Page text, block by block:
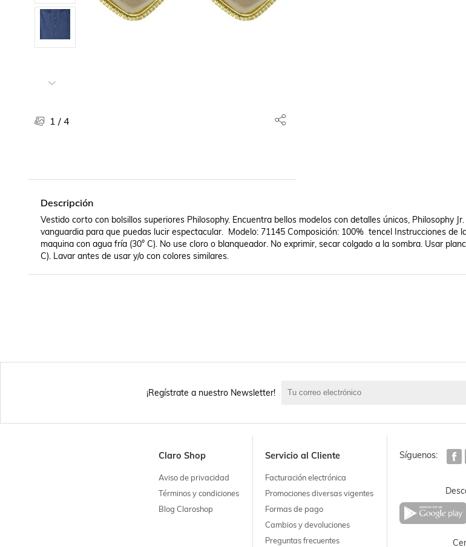
Libros, revistas y comics
Películas, series de tv y música
1 / 4
Descripción
Vestido corto con bolsillos superiores Philosophy. Encuentra bellos modelos con detalles únicos, Philosophy
vanguardia para que puedas lucir espectacular.  Modelo: 71145 Composición: 100%  tencel Instrucciones de
maquina con agua fría (30° C). No use cloro o blanqueador. No exprimir, secar colgado a la sombra. Usar
C). Lavar antes de usar y/o con colores similares.
¡Regístrate a nuestro Newsletter!
Claro Shop
Aviso de privacidad
Términos y condiciones
Blog Claroshop
Servicio al Cliente
Facturación electrónica
Promociones diversas vigentes
Formas de pago
Cambios y devoluciones
Preguntas frecuentes
Síguenos: